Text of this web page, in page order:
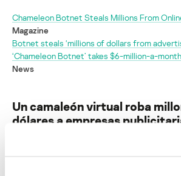
Chameleon Botnet Steals Millions From
Magazine
Botnet steals ‘millions of dollars from
‘Chameleon Botnet’ takes $6-million-a-
News
Un camaleón virtual roba
dólares a empresas
Su dirección de correo electrónico no